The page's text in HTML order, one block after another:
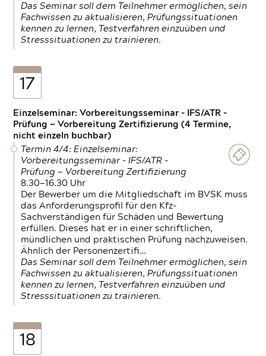
Das Seminar soll dem Teilnehmer ermöglichen, sein
Fachwissen zu aktualisieren, Prüfungssituationen
kennen zu lernen, Testverfahren einzuüben und
Stresssituationen zu trainieren.
17
Einzelseminar: Vorbereitungsseminar - IFS/ATR -
Prüfung — Vorbereitung Zertifizierung (4 Termine,
nicht einzeln buchbar)
Termin 4/4: Einzelseminar:
Vorbereitungsseminar - IFS/ATR -
Prüfung — Vorbereitung Zertifizierung
8.30—16.30 Uhr
Der Bewerber um die Mitgliedschaft im BVSK muss
das Anforderungsprofil für den Kfz-
Sachverständigen für Schäden und Bewertung
erfüllen. Dieses hat er in einer schriftlichen,
mündlichen und praktischen Prüfung nachzuweisen.
Ähnlich der Personenzertifi…
Das Seminar soll dem Teilnehmer ermöglichen, sein
Fachwissen zu aktualisieren, Prüfungssituationen
kennen zu lernen, Testverfahren einzuüben und
Stresssituationen zu trainieren.
18